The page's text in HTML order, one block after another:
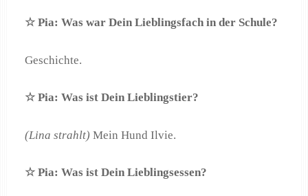
☆ Pia: Was war Dein Lieblingsfach in der Schule?
Geschichte.
☆ Pia: Was ist Dein Lieblingstier?
(Lina strahlt) Mein Hund Ilvie.
☆ Pia: Was ist Dein Lieblingsessen?